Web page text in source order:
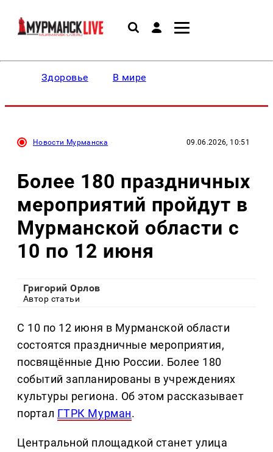
Здоровье В мире
Новости Мурманска 09.06.2026, 10:51
Более 180 праздничных
мероприятий пройдут в
Мурманской области с
10 по 12 июня
Григорий Орлов
Автор статьи
С 10 по 12 июня в Мурманской области
состоятся праздничные мероприятия,
посвящённые Дню России. Более 180
событий запланированы в учреждениях
культуры региона. Об этом рассказывает
портал ГТРК Мурман.
Центральной площадкой станет улица